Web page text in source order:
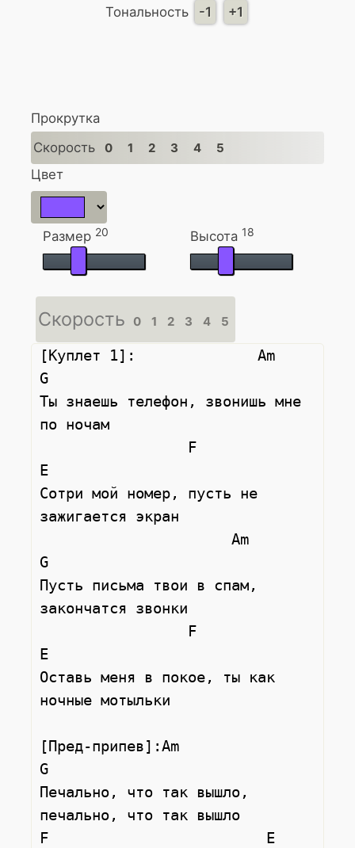
Тональность
-1 +1
Прокрутка
Скорость
0 1 2 3 4 5
Цвет
Размер 20 Высота 18
Скорость 0 1 2 3 4 5
[Куплет 1]:              Am
G
Ты знаешь телефон, звонишь мне
по ночам
E
Сотри мой номер, пусть не
зажигается экран
                      Am
G
Пусть письма твои в спам,
закончатся звонки
E
Оставь меня в покое, ты как
ночные мотыльки
[Пред-припев]:Am
G
Печально, что так вышло,
печально, что так вышло
F                         E